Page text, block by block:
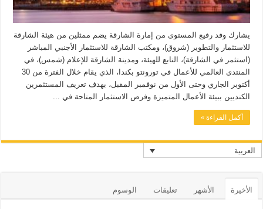
يشارك وفد رفيع المستوى من إمارة الشارقة يضم ممثلين من هيئة الشارقة
للاستثمار والتطوير (شروق)، ومكتب الشارقة للاستثمار الأجنبي المباشر
(استثمر في الشارقة)، التابع للهيئة، ومدينة الشارقة للإعلام (شمس)، في
المنتدى العالمي للأعمال في تورونتو بكندا، الذي يقام خلال الفترة من 30
أكتوبر الجاري وحتى الأول من نوفمبر المقبل، بهدف تعريف المستثمرين
الكنديين ببيئة الأعمال المتميزة وفرص الاستثمار المتاحة في ...
أكمل القراءة »
العربية
الأخيرة الأشهر تعليقات الوسوم